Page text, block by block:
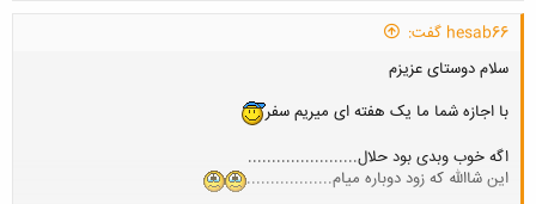
hesab66 گفت:
سلام دوستای عزیزم
با اجازه شما ما یک هفته ای میریم سفر
اگه خوب وبدی بود حلال.......................
این شاالله که زود دوباره میام..................